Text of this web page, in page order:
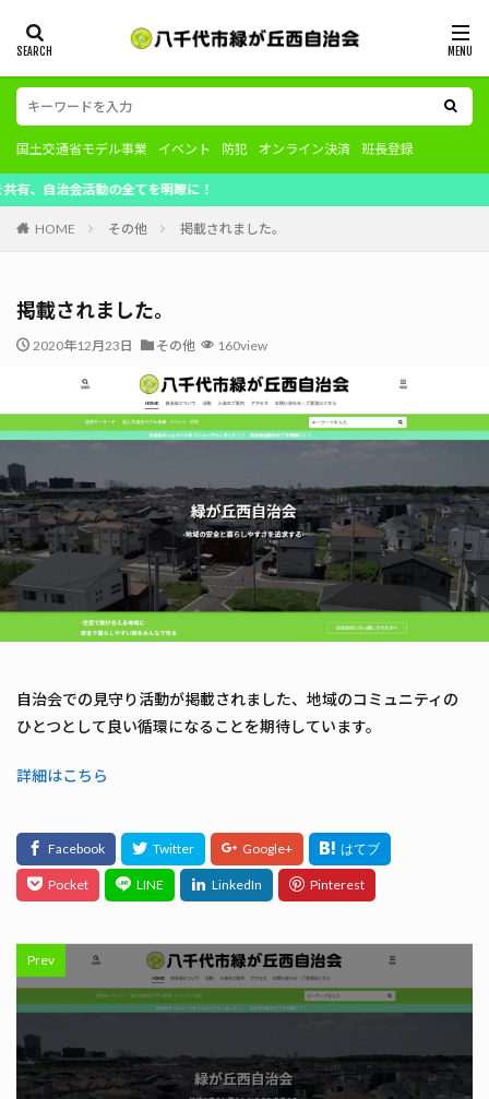
国土交通省モデル事業 イベント 防犯 オンライン決済 班長登録
会活動の全てを明瞭に！
HOME その他 掲載されました。
掲載されました。
2020年12月23日 その他 160view
自治会での見守り活動が掲載されました、地域のコミュニティの
ひとつとして良い循環になることを期待しています。
詳細はこちら
Prev